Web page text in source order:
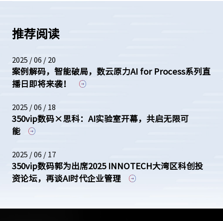
推荐阅读
2025 / 06 / 20
案例解码，智能破局，数云原力AI for Process系列直
播日即将来袭！
2025 / 06 / 18
350vip数码×思科：AI实验室开幕，共启无限可
能
2025 / 06 / 17
350vip数码郭为出席2025 INNOTECH大湾区科创投
资论坛，再谈AI时代企业管理